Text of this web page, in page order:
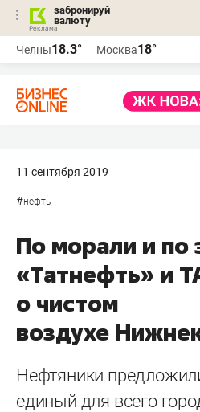
забронируй
валюту
Челны18.3° Москва18°
11 сентября 2019
#нефть
По морали и по
«Татнефть» и
о чистом
воздухе
Нефтяники
единый для всего